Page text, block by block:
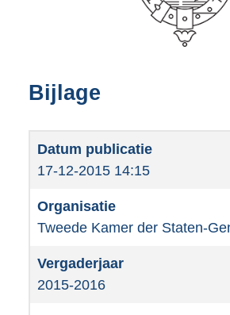
Bijlage
17-12-2015 14:15
Tweede Kamer der Staten-
2015-2016